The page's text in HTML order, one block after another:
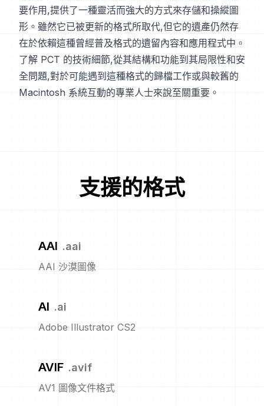
要作用,提供了一種靈活而強大的方式來存儲和操縱圖
形。雖然它已被更新的格式所取代,但它的遺產仍然存
在於依賴這種曾經普及格式的遺留內容和應用程式中。
了解 PCT 的技術細節,從其結構和功能到其局限性和安
全問題,對於可能遇到這種格式的歸檔工作或與較舊的
Macintosh 系統互動的專業人士來說至關重要。
支援的格式
AAI .aai
AAI 沙漠圖像
AI .ai
Adobe Illustrator CS2
AVIF .avif
AV1 圖像文件格式